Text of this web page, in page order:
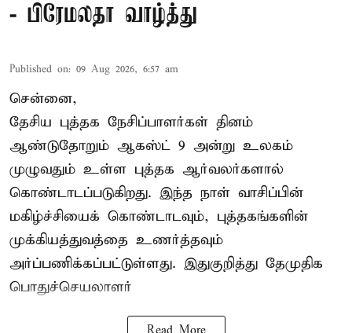
- பிரேமலதா வாழ்த்து
Published on: 09 Aug 2026, 6:57 am
சென்னை,
தேசிய புத்தக நேசிப்பாளர்கள் தினம்
ஆண்டுதோறும் ஆகஸ்ட் 9 அன்று உலகம்
முழுவதும் உள்ள புத்தக ஆர்வலர்களால்
கொண்டாடப்படுகிறது. இந்த நாள் வாசிப்பின்
மகிழ்ச்சியைக் கொண்டாடவும், புத்தகங்களின்
முக்கியத்துவத்தை உணர்த்தவும்
அர்ப்பணிக்கப்பட்டுள்ளது. இதுகுறித்து தேமுதிக
பொதுச்செயலாளர்